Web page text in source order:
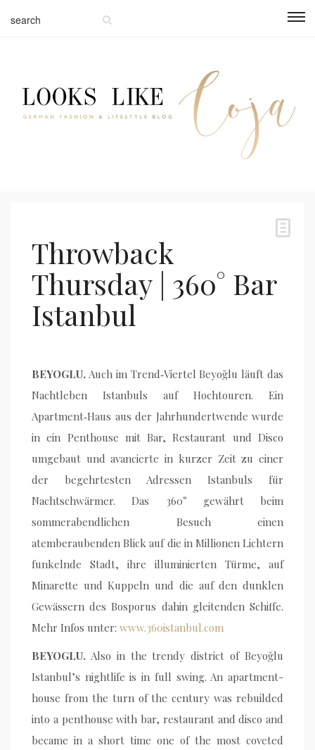
Throwback
Thursday | 360° Bar
Istanbul
BEYOGLU. Auch im Trend‐Viertel Beyoğlu läuft das
Nachtleben Istanbuls auf Hochtouren. Ein
Apartment‐Haus aus der Jahrhundertwende wurde
in ein Penthouse mit Bar, Restaurant und Disco
umgebaut und avancierte in kurzer Zeit zu einer
der begehrtesten Adressen Istanbuls für
Nachtschwärmer. Das 360° gewährt beim
sommerabendlichen Besuch einen
atemberaubenden Blick auf die in Millionen Lichtern
funkelnde Stadt, ihre illuminierten Türme, auf
Minarette und Kuppeln und die auf den dunklen
Gewässern des Bosporus dahin gleitenden Schiffe.
Mehr Infos unter: www.360istanbul.com
BEYOGLU. Also in the trendy district of Beyoğlu
Istanbul’s nightlife is in full swing. An apartment-
house from the turn of the century was rebuilded
into a penthouse with bar, restaurant and disco and
became in a short time one of the most coveted